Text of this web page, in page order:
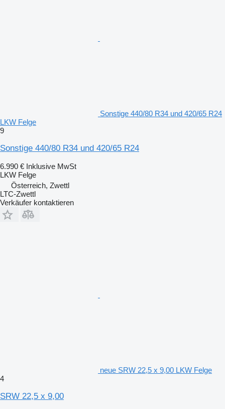
Sonstige 440/80 R34 und 420/65 R24
LKW Felge
9
Sonstige 440/80 R34 und 420/65 R24
6.990 € Inklusive MwSt
LKW Felge
Österreich, Zwettl
LTC-Zwettl
Verkäufer kontaktieren
neue SRW 22,5 x 9,00 LKW Felge
4
SRW 22,5 x 9,00